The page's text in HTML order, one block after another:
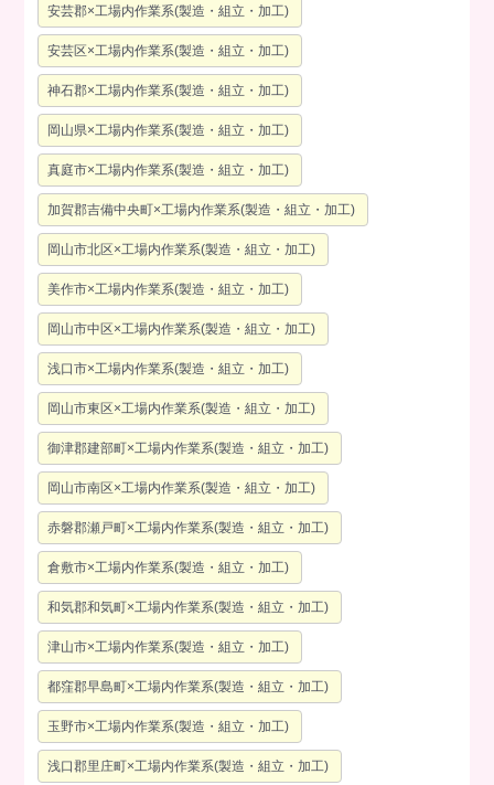
安芸郡×工場内作業系(製造・組立・加工)
安芸区×工場内作業系(製造・組立・加工)
神石郡×工場内作業系(製造・組立・加工)
岡山県×工場内作業系(製造・組立・加工)
真庭市×工場内作業系(製造・組立・加工)
加賀郡吉備中央町×工場内作業系(製造・組立・加工)
岡山市北区×工場内作業系(製造・組立・加工)
美作市×工場内作業系(製造・組立・加工)
岡山市中区×工場内作業系(製造・組立・加工)
浅口市×工場内作業系(製造・組立・加工)
岡山市東区×工場内作業系(製造・組立・加工)
御津郡建部町×工場内作業系(製造・組立・加工)
岡山市南区×工場内作業系(製造・組立・加工)
赤磐郡瀬戸町×工場内作業系(製造・組立・加工)
倉敷市×工場内作業系(製造・組立・加工)
和気郡和気町×工場内作業系(製造・組立・加工)
津山市×工場内作業系(製造・組立・加工)
都窪郡早島町×工場内作業系(製造・組立・加工)
玉野市×工場内作業系(製造・組立・加工)
浅口郡里庄町×工場内作業系(製造・組立・加工)